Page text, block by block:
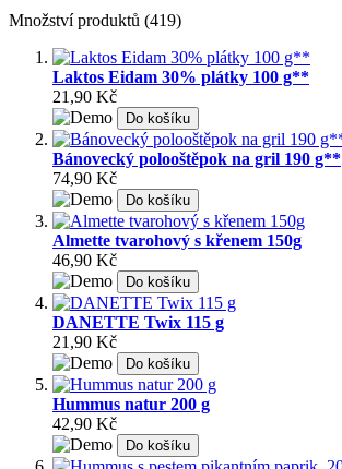
Množství produktů (419)
Laktos Eidam 30% plátky 100 g**
21,90 Kč
Do košíku
Bánovecký polooštěpok na gril 190 g**
74,90 Kč
Do košíku
Almette tvarohový s křenem 150g
46,90 Kč
Do košíku
DANETTE Twix 115 g
21,90 Kč
Do košíku
Hummus natur 200 g
42,90 Kč
Do košíku